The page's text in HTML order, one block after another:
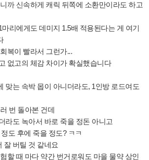
까 신속하게 캐릭 뒤쪽에 소환만이라도 하고
리에게도 데미지 1.5배 적용된다는 게 여기
복이 빨라서 그런가...
없고의 체감 차이가 확실했습니다
맞는 속박 몹이 아니더라도, 1인방 로드여도
번 돌아본 건데
라도 녹아서 바로 죽을 정돈 아니고
도 후에 죽을 정도? ㅋㅋ
잘 버틸 것 같네요
할 때 마다 약간 번거로워도 마을 물약 상인